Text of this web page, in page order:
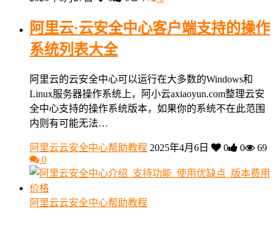
阿里云·云安全中心客户端支持的操作
系统列表大全
阿里云的云安全中心可以运行在大多数的Windows和
Linux服务器操作系统上，阿小云axiaoyun.com整理云安
全中心支持的操作系统版本，如果你的系统不在此范围
内则有可能无法…
阿里云云安全中心帮助教程 2025年4月6日 0 0
69
0
阿里云云安全中心帮助教程